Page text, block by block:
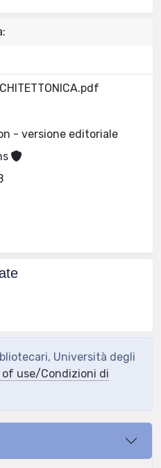
- versione editoriale
Università degli
of use/Condizioni di